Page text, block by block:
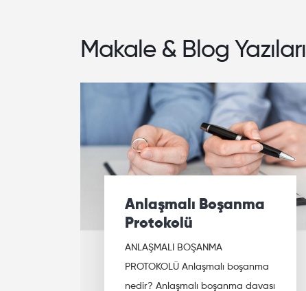
Makale & Blog Yazıları
Anlaşmalı Boşanma
Protokolü
ANLAŞMALI BOŞANMA
PROTOKOLÜ Anlaşmalı boşanma
nedir? Anlaşmalı boşanma davası